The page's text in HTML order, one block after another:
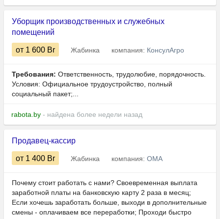
Уборщик производственных и служебных
помещений
от 1 600 Br Жабинка компания: КонсулАгро
Требования: Ответственность, трудолюбие, порядочность.
Условия: Официальное трудоустройство, полный
социальный пакет;...
rabota.by - найдена более недели назад
Продавец-кассир
от 1 400 Br Жабинка компания: ОМА
Почему стоит работать с нами? Своевременная выплата
заработной платы на банковскую карту 2 раза в месяц;
Если хочешь заработать больше, выходи в дополнительные
смены - оплачиваем все переработки; Проходи быстро